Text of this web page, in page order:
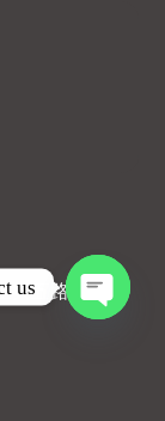
興五路
us